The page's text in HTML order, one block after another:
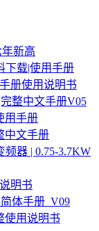
新高
下载|使用手册
册使用说明书
整中文手册V05
用手册
中文手册
频器 | 0.75-3.7KW
明书
体手册_V09
使用说明书